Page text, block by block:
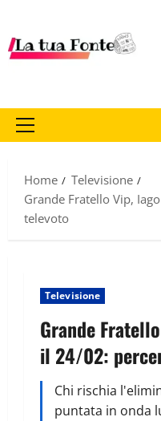
Home
Televisione
Grande Fratello Vip,
televoto
Televisione
Grande
il 24/02:
Chi rischia
puntata in onda